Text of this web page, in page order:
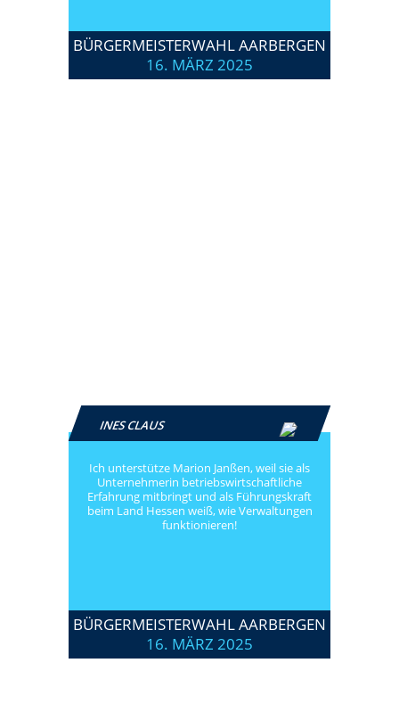
BÜRGERMEISTERWAHL AARBERGEN
16. MÄRZ 2025
INES CLAUS
Ich unterstütze Marion Janßen, weil sie als
Unternehmerin betriebswirtschaftliche
Erfahrung mitbringt und als Führungskraft
beim Land Hessen weiß, wie Verwaltungen
funktionieren!
BÜRGERMEISTERWAHL AARBERGEN
16. MÄRZ 2025